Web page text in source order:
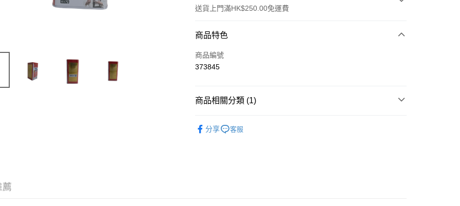
送貨上門滿HK$250.00免運費
付款方式
信用卡
商品特色
商品編號
373845
商品相關分類 (1)
分享
客服
薦